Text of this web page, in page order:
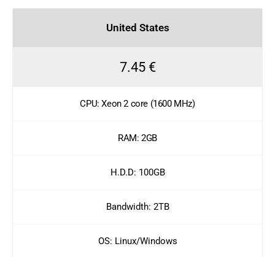
United States
7.45 €
CPU: Xeon 2 core (1600 MHz)
RAM: 2GB
H.D.D: 100GB
Bandwidth: 2TB
OS: Linux/Windows